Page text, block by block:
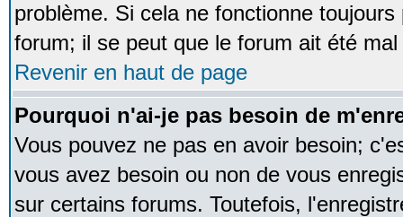
problème. Si cela ne fonctionne
forum; il se peut que le forum ait été
Revenir en haut de page
Pourquoi n'ai-je pas besoin de
Vous pouvez ne pas en avoir besoin;
vous avez besoin ou non de vous
sur certains forums. Toutefois,